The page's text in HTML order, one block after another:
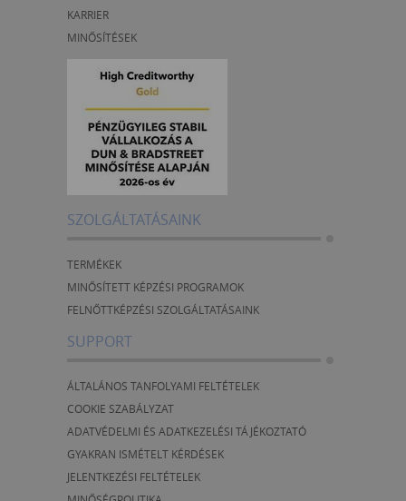
KARRIER
MINŐSÍTÉSEK
SZOLGÁLTATÁSAINK
TERMÉKEK
MINŐSÍTETT KÉPZÉSI PROGRAMOK
FELNŐTTKÉPZÉSI SZOLGÁLTATÁSAINK
SUPPORT
ÁLTALÁNOS TANFOLYAMI FELTÉTELEK
COOKIE SZABÁLYZAT
ADATVÉDELMI ÉS ADATKEZELÉSI TÁJÉKOZTATÓ
GYAKRAN ISMÉTELT KÉRDÉSEK
JELENTKEZÉSI FELTÉTELEK